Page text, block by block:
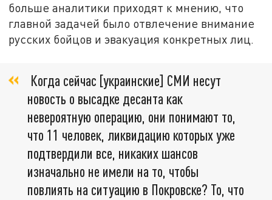
больше аналитики приходят к мнению, что
главной задачей было отвлечение внимание
русских бойцов и эвакуация конкретных лиц.
Когда сейчас [украинские] СМИ несут
новость о высадке десанта как
невероятную операцию, они понимают то,
что 11 человек, ликвидацию которых уже
подтвердили все, никаких шансов
изначально не имели на то, чтобы
повлиять на ситуацию в Покровске? То, что